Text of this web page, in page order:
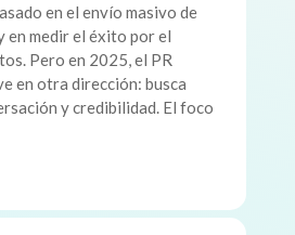
en el envío masivo de
en medir el éxito por el
Pero en 2025, el PR
en otra dirección: busca
y credibilidad. El foco